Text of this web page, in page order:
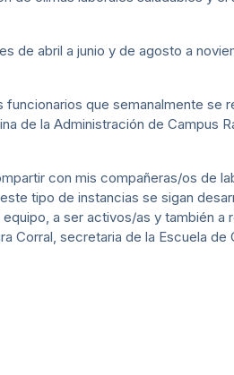
de abril a junio y de agosto a
funcionarios que semanalmente
de la Administración de Campus
con mis compañeras/os de
tipo de instancias se sigan
a ser activos/as y también
Corral, secretaria de la Escuela de